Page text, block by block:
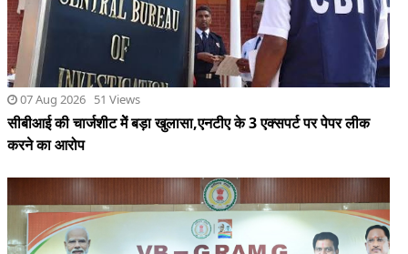
06 Aug 2026 45 Views
मुख्यमंत्री ने मेरी बेटी–मेरा अभिमान अभियान का किया शुभारंभ